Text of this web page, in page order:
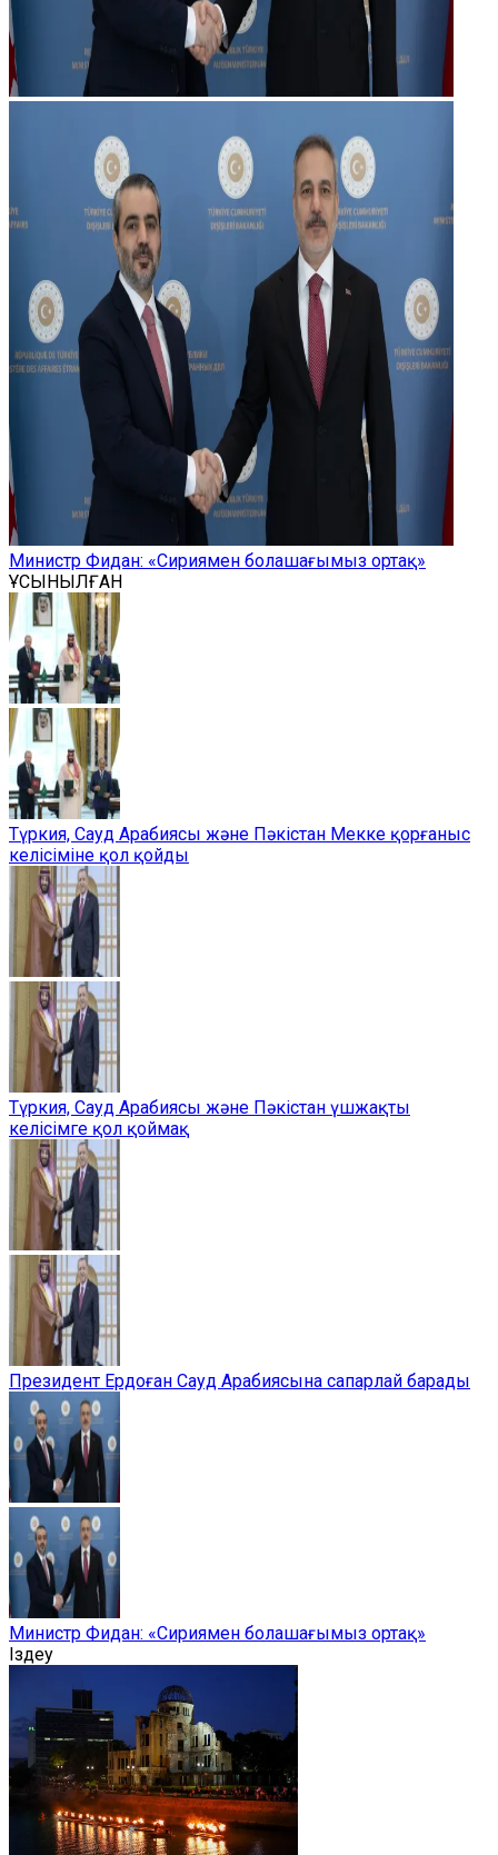
Министр Фидан: «Сириямен болашағымыз ортақ»
ҰСЫНЫЛҒАН
Түркия, Сауд Арабиясы және Пәкістан Мекке қорғаныс
келісіміне қол қойды
Түркия, Сауд Арабиясы және Пәкістан үшжақты
келісімге қол қоймақ
Президент Ердоған Сауд Арабиясына сапарлай барады
Министр Фидан: «Сириямен болашағымыз ортақ»
Іздеу